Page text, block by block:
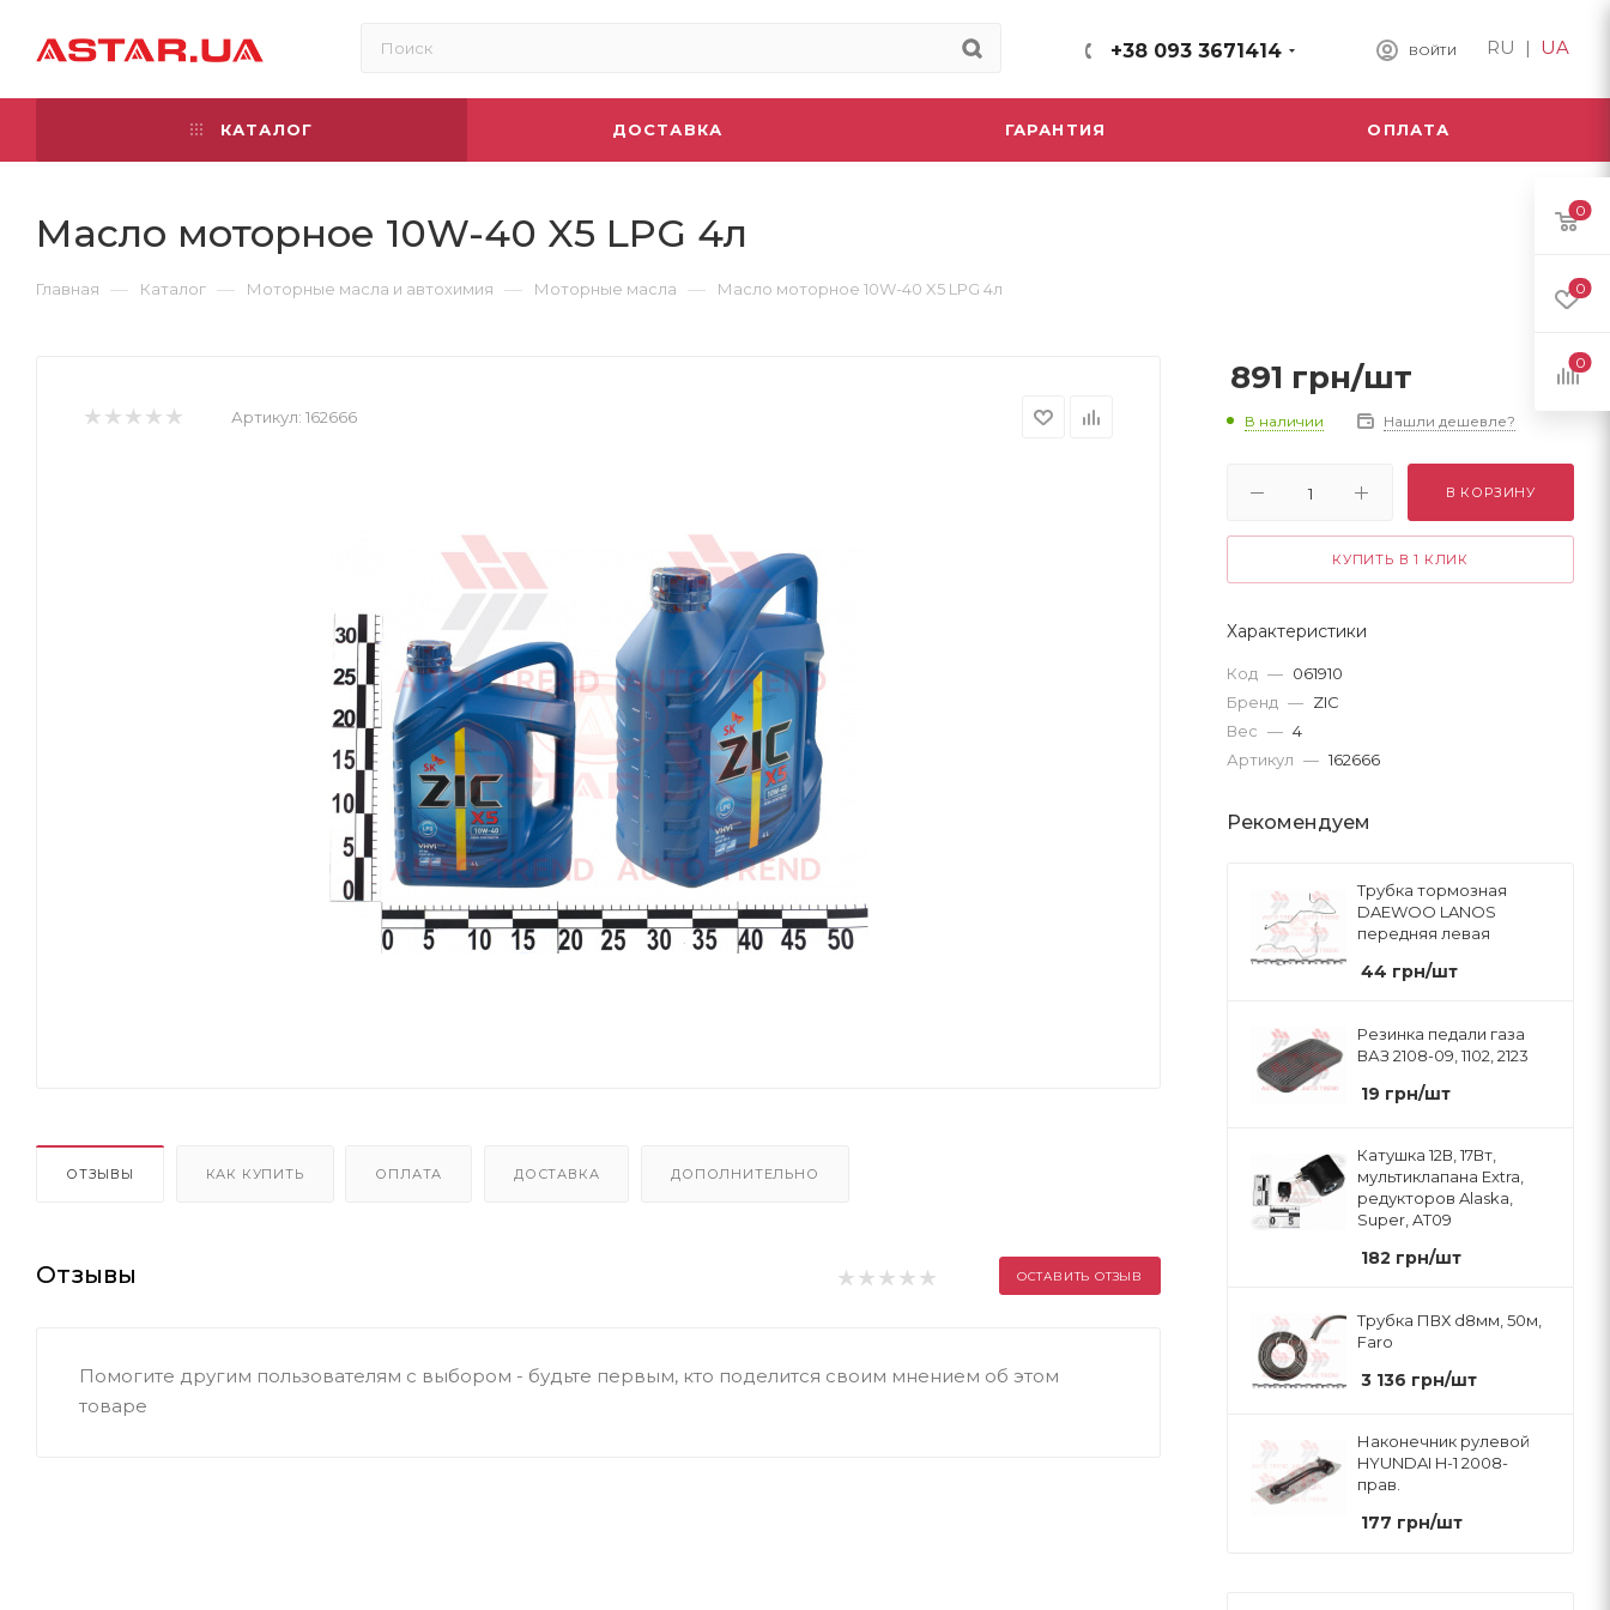
RU | UA
ВОЙТИ
+38 093 3671414
КАТАЛОГ ДОСТАВКА ГАРАНТИЯ ОПЛАТА
Масло моторное 10W-40 X5 LPG 4л
Главная — Каталог — Моторные масла и автохимия — Моторные масла — Масло моторное 10W-40 X5 LPG 4л
Артикул: 162666
ОТЗЫВЫ КАК КУПИТЬ ОПЛАТА ДОСТАВКА ДОПОЛНИТЕЛЬНО
Отзывы ОСТАВИТЬ ОТЗЫВ
Помогите другим пользователям с выбором - будьте первым, кто поделится своим мнением об этом
товаре
891 грн/шт
В наличии Нашли дешевле?
В КОРЗИНУ
КУПИТЬ В 1 КЛИК
Характеристики
Код — 061910
Бренд — ZIC
Вес — 4
Артикул — 162666
Рекомендуем
Трубка тормозная
DAEWOO LANOS
передняя левая
44 грн/шт
Резинка педали газа
ВАЗ 2108-09, 1102, 2123
19 грн/шт
Катушка 12В, 17Вт,
мультиклапана Extra,
редукторов Alaska,
Super, AT09
182 грн/шт
Трубка ПВХ d8мм, 50м,
Faro
3 136 грн/шт
Наконечник рулевой
HYUNDAI H-1 2008-
прав.
177 грн/шт
0
0
0